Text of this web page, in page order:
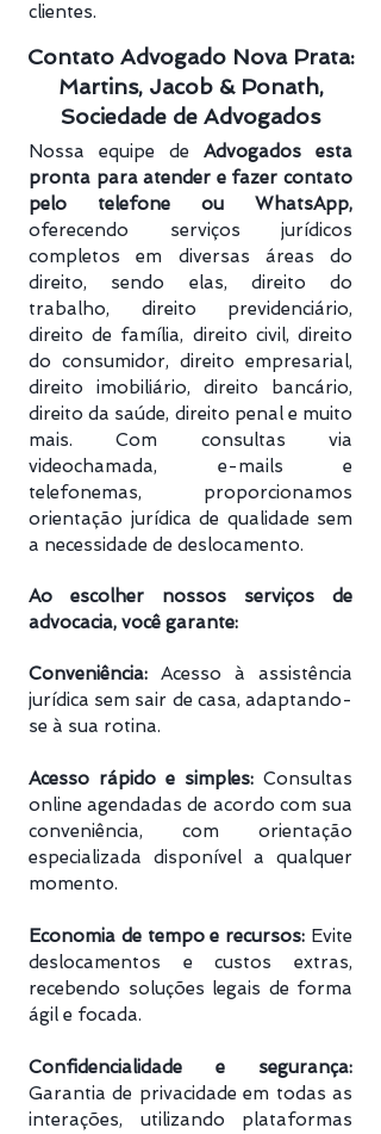
clientes.
Contato Advogado Nova Prata:
Martins, Jacob & Ponath,
Sociedade de Advogados
Nossa equipe de Advogados esta
pronta para atender e fazer contato
pelo telefone ou WhatsApp,
oferecendo serviços jurídicos
completos em diversas áreas do
direito, sendo elas, direito do
trabalho, direito previdenciário​,
direito de família, direito civil, direito
do consumidor, direito empresarial,
direito imobiliário, direito bancário,
direito da saúde, direito penal e muito
mais. Com consultas via
videochamada, e-mails e
telefonemas, proporcionamos
orientação jurídica de qualidade sem
a necessidade de deslocamento.
Ao escolher nossos serviços de
advocacia, você garante:
Conveniência: Acesso à assistência
jurídica sem sair de casa, adaptando-
se à sua rotina.
Acesso rápido e simples: Consultas
online agendadas de acordo com sua
conveniência, com orientação
especializada disponível a qualquer
momento.
Economia de tempo e recursos: Evite
deslocamentos e custos extras,
recebendo soluções legais de forma
ágil e focada.
Confidencialidade e segurança:
Garantia de privacidade em todas as
interações, utilizando plataformas